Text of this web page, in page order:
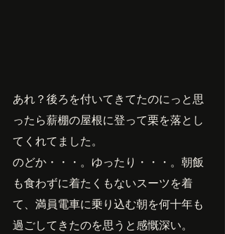
あれ？後ろを付いてきてたのにっと思
ったら薪棚の屋根に登って栗を落とし
てくれてました。
のどか・・・。ゆったり・・・。朝飯
も食わずに着たくもないスーツを着
て、満員電車に乗り込む朝を何十年も
過ごしてきたのを思うと感慨深い。